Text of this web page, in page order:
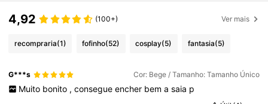
4,92 (100+) Ver mais
recompraria(1) fofinho(52) cosplay(5) fantasia(5)
G***s Cor: Bege / Tamanho: Tamanho Único
Muito bonito , consegue encher bem a saia p